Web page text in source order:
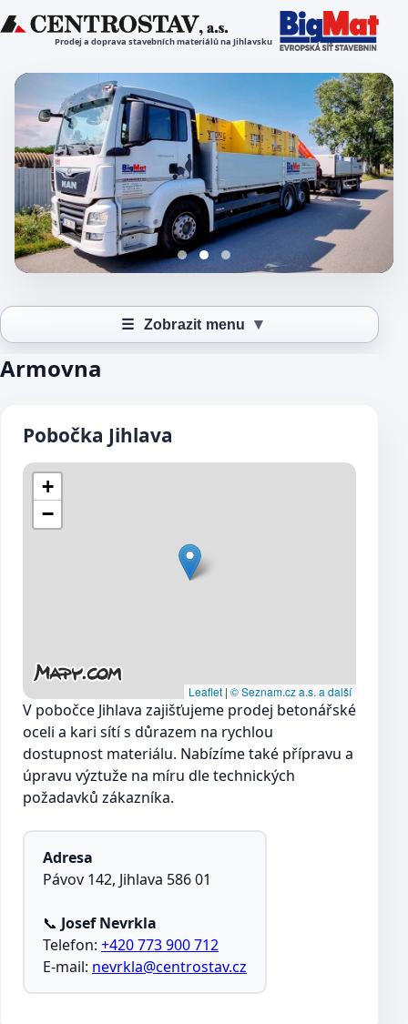
Prodej a doprava stavebních materiálů na Jihlavsku
☰ Zobrazit menu ▾
Armovna
Pobočka Jihlava
+
−
Leaflet | © Seznam.cz a.s. a další
V pobočce Jihlava zajišťujeme prodej betonářské
oceli a kari sítí s důrazem na rychlou
dostupnost materiálu. Nabízíme také přípravu a
úpravu výztuže na míru dle technických
požadavků zákazníka.
Adresa
Pávov 142, Jihlava 586 01
📞 Josef Nevrkla
Telefon: +420 773 900 712
E-mail: nevrkla@centrostav.cz